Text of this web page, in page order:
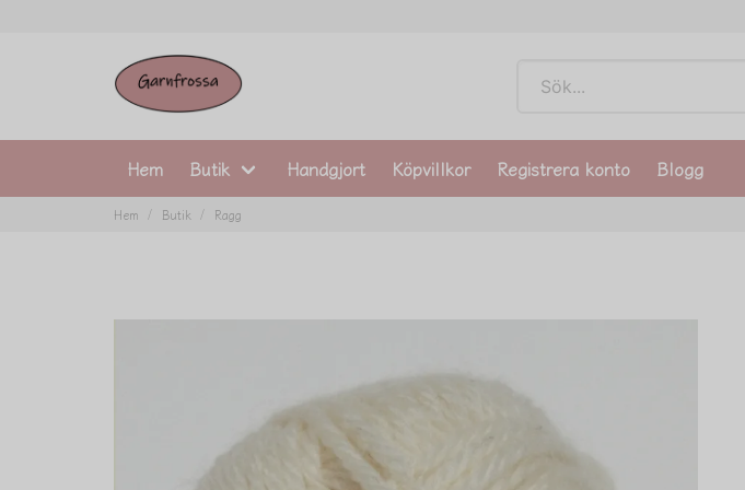
Hem Butik Handgjort Köpvillkor Registrera konto Blogg
Hem Butik Ragg